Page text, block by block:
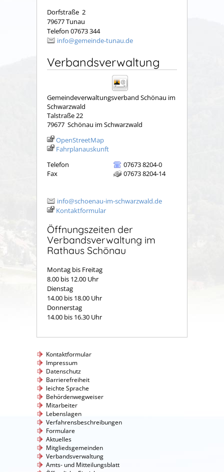
Dorfstraße 2
79677 Tunau
Telefon 07673 344
info@gemeinde-tunau.de
Verbandsverwaltung
Gemeindeverwaltungsverband Schönau im
Schwarzwald
Talstraße 22
79677 Schönau im Schwarzwald
OpenStreetMap
Fahrplanauskunft
Telefon
07673 8204-0
Fax
07673 8204-14
info@schoenau-im-schwarzwald.de
Kontaktformular
Öffnungszeiten der
Verbandsverwaltung im
Rathaus Schönau
Montag bis Freitag
8.00 bis 12.00 Uhr
Dienstag
14.00 bis 18.00 Uhr
Donnerstag
14.00 bis 16.30 Uhr
Kontaktformular
Impressum
Datenschutz
Barrierefreiheit
leichte Sprache
Behördenwegweiser
Mitarbeiter
Lebenslagen
Verfahrensbeschreibungen
Formulare
Aktuelles
Mitgliedsgemeinden
Verbandsverwaltung
Amts- und Mitteilungsblatt